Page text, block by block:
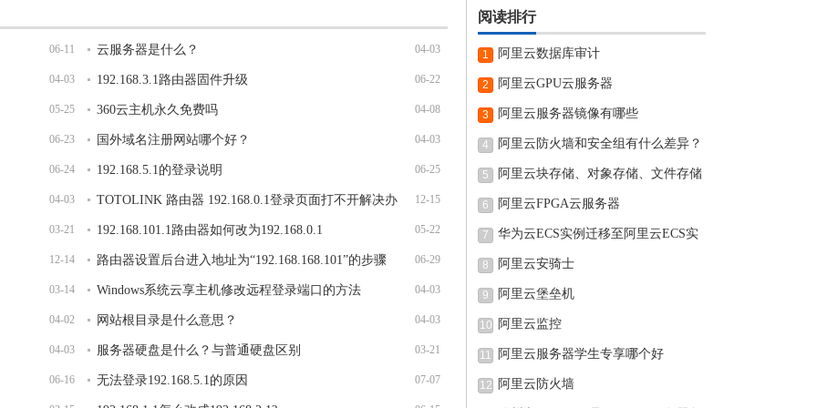
06-11 04-03
云服务器是什么？
04-03 06-22
192.168.3.1路由器固件升级
05-25 04-08
360云主机永久免费吗
06-23 04-03
国外域名注册网站哪个好？
06-24 06-25
192.168.5.1的登录说明
04-03 12-15
TOTOLINK 路由器 192.168.0.1登录页面打不开解决办
法
03-21 05-22
192.168.101.1路由器如何改为192.168.0.1
12-14 06-29
路由器设置后台进入地址为“192.168.168.101”的步骤
03-14 04-03
Windows系统云享主机修改远程登录端口的方法
04-02 04-03
网站根目录是什么意思？
04-03 03-21
服务器硬盘是什么？与普通硬盘区别
06-16 07-07
无法登录192.168.5.1的原因
阅读排行
1 阿里云数据库审计
2 阿里云GPU云服务器
3 阿里云服务器镜像有哪些
4 阿里云防火墙和安全组有什么差异？
5 阿里云块存储、对象存储、文件存储
6 阿里云FPGA云服务器
7
华为云ECS实例迁移至阿里云ECS实
例的
8 阿里云安骑士
9 阿里云堡垒机
10 阿里云监控
11 阿里云服务器学生专享哪个好
12 阿里云防火墙